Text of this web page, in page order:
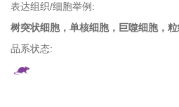
表达组织/细胞举例 :
树突状细胞，单核细胞，巨噬细胞，
品系状态: